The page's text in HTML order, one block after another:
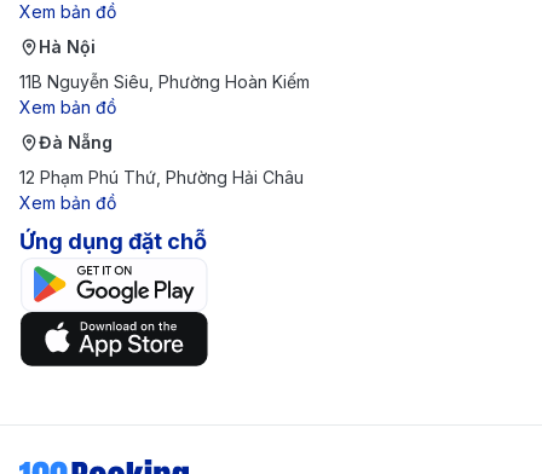
Chặng Bay
Hà Nội (HAN) →
Taipei (TPE) →
Philadelphia (PHL)
Economy
Hà Nội (HAN) →
Taipei (TPE) →
Philadelphia (PHL)
Premium Economy
Hà Nội (HAN) →
Xem bản đồ
Hà Nội
11B Nguyễn Siêu, Phường Hoàn Kiếm
Xem bản đồ
Đà Nẵng
12 Phạm Phú Thứ, Phường Hải Châu
Xem bản đồ
Ứng dụng đặt chỗ